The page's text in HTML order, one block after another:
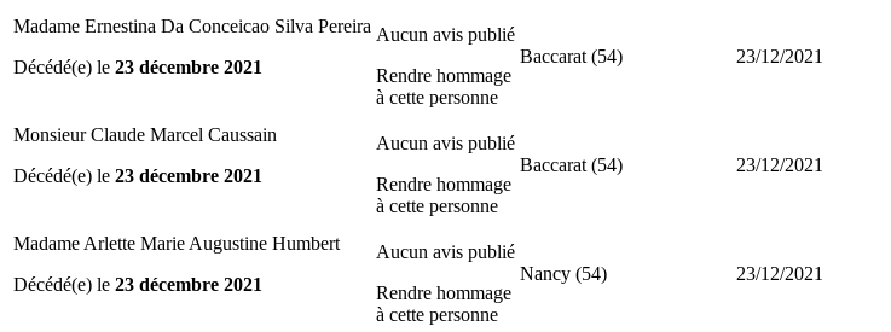
Madame Ernestina Da Conceicao Silva Pereira
Décédé(e) le 23 décembre 2021
Aucun avis publié
Rendre hommage
à cette personne
Baccarat (54) 23/12/2021
Monsieur Claude Marcel Caussain
Décédé(e) le 23 décembre 2021
Aucun avis publié
Rendre hommage
à cette personne
Baccarat (54) 23/12/2021
Madame Arlette Marie Augustine Humbert
Décédé(e) le 23 décembre 2021
Aucun avis publié
Rendre hommage
à cette personne
Nancy (54) 23/12/2021